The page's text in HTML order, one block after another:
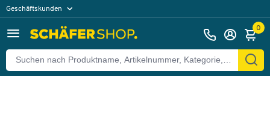
Geschäftskunden
0
Zurück